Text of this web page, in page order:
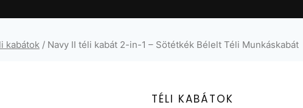
kabátok / Navy II téli kabát 2-in-1 – Sötétkék Bélelt Téli Munkáskabát
TÉLI KABÁTOK